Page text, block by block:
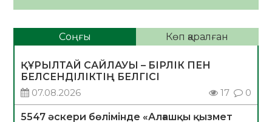
Соңғы Көп қаралған
ҚҰРЫЛТАЙ САЙЛАУЫ – БІРЛІК ПЕН
БЕЛСЕНДІЛІКТІҢ БЕЛГІСІ
07.08.2026
17 0
5547 әскери бөлімінде «Алғашқы қызмет